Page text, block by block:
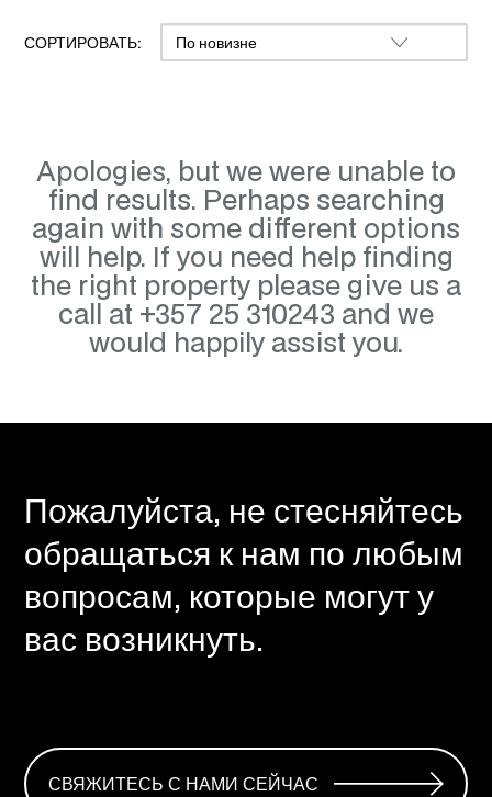
СОРТИРОВАТЬ:
Apologies, but we were unable to
find results. Perhaps searching
again with some different options
will help. If you need help finding
the right property please give us a
call at +357 25 310243 and we
would happily assist you.
Пожалуйста, не стесняйтесь
обращаться к нам по любым
вопросам, которые могут у
вас возникнуть.
СВЯЖИТЕСЬ С НАМИ СЕЙЧАС